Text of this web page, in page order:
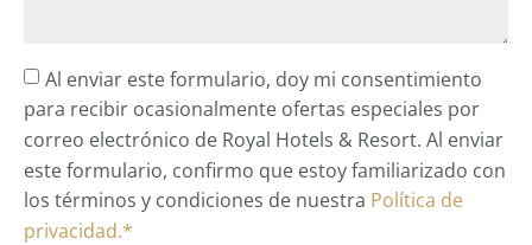
Al enviar este formulario, doy mi consentimiento
para recibir ocasionalmente ofertas especiales por
correo electrónico de Royal Hotels & Resort. Al enviar
este formulario, confirmo que estoy familiarizado con
los términos y condiciones de nuestra Política de
privacidad.*